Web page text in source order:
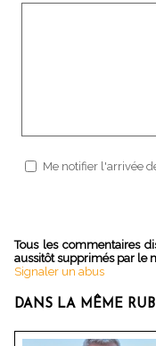
Me notifier l'arrivée
Tous les commentaires
aussitôt supprimés par le
Signaler un abus
DANS LA MÊME